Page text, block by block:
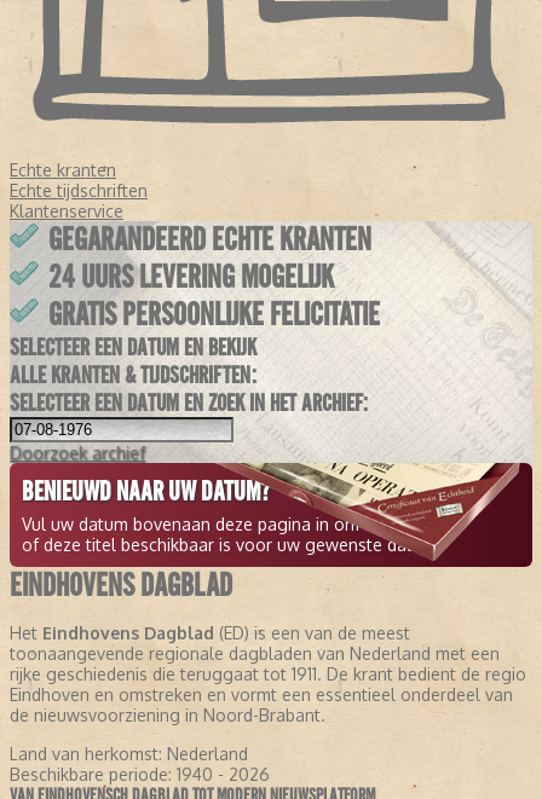
Echte kranten
Echte tijdschriften
Klantenservice
GEGARANDEERD ECHTE KRANTEN
24 UURS LEVERING MOGELIJK
GRATIS PERSOONLIJKE FELICITATIE
SELECTEER EEN DATUM EN BEKIJK
ALLE KRANTEN & TIJDSCHRIFTEN:
SELECTEER EEN DATUM EN ZOEK IN HET ARCHIEF:
Doorzoek archief
BENIEUWD NAAR UW DATUM?
Vul uw datum bovenaan deze pagina in om te zien
of deze titel beschikbaar is voor uw gewenste datum.
EINDHOVENS DAGBLAD
Het Eindhovens Dagblad (ED) is een van de meest
toonaangevende regionale dagbladen van Nederland met een
rijke geschiedenis die teruggaat tot 1911. De krant bedient de regio
Eindhoven en omstreken en vormt een essentieel onderdeel van
de nieuwsvoorziening in Noord-Brabant.
Land van herkomst: Nederland
Beschikbare periode: 1940 - 2026